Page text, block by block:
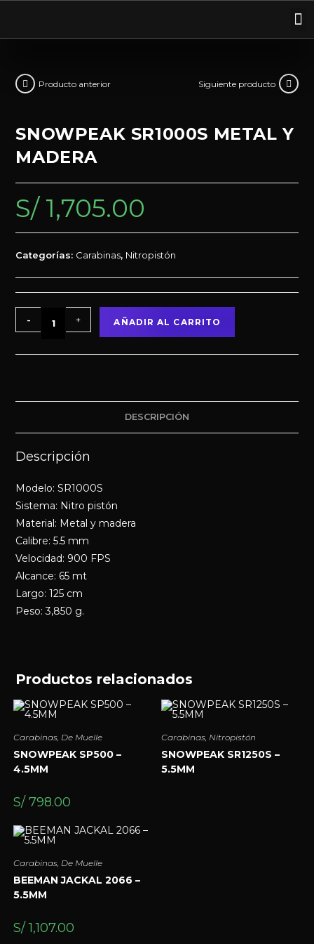
Producto anterior Siguiente producto
SNOWPEAK SR1000S METAL Y
MADERA
S/1,705.00
Categorías: Carabinas, Nitropistón
- + AÑADIR AL CARRITO
DESCRIPCIÓN
Descripción
Modelo: SR1000S
Sistema: Nitro pistón
Material: Metal y madera
Calibre: 5.5 mm
Velocidad: 900 FPS
Alcance: 65 mt
Largo: 125 cm
Peso: 3,850 g.
Productos relacionados
Carabinas, De Muelle
SNOWPEAK SP500 –
4.5MM
S/798.00
Carabinas Nitropistón
SNOWPEAK SR1250S –
5.5MM
Carabinas, De Muelle
BEEMAN JACKAL 2066 –
5.5MM
S/1,107.00